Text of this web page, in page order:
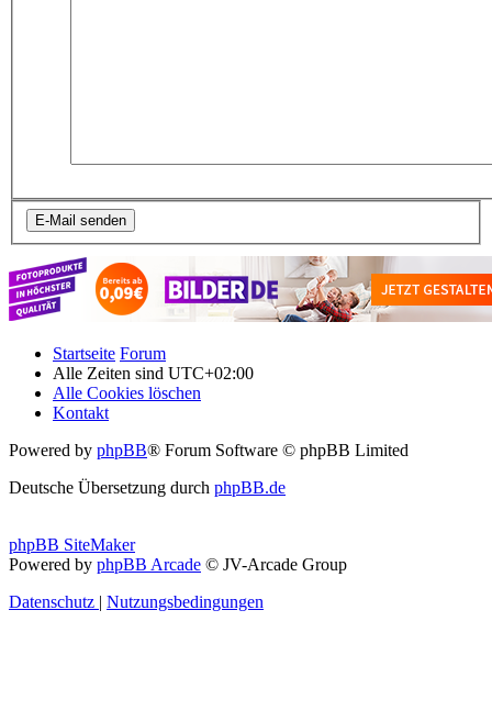
Startseite Forum
Alle Zeiten sind UTC+02:00
Alle Cookies löschen
Kontakt
Powered by phpBB® Forum Software © phpBB Limited
Deutsche Übersetzung durch phpBB.de
phpBB SiteMaker
Powered by phpBB Arcade © JV-Arcade Group
Datenschutz | Nutzungsbedingungen